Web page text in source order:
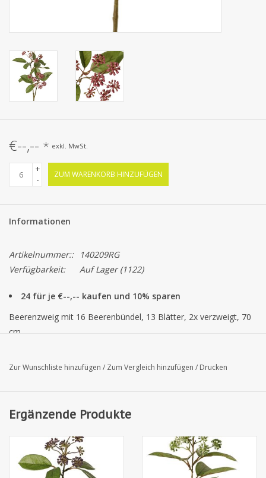
€--,-- * exkl. MwSt.
+
-
ZUM WARENKORB HINZUFÜGEN
Informationen
Artikelnummer::
140209RG
Verfügbarkeit:
Auf Lager(1122)
24 für je €--,-- kaufen und 10% sparen
Beerenzweig mit 16 Beerenbündel, 13 Blätter, 2x verzweigt, 70
cm
Zur Wunschliste hinzufügen / Zum Vergleich hinzufügen / Drucken
Ergänzende Produkte